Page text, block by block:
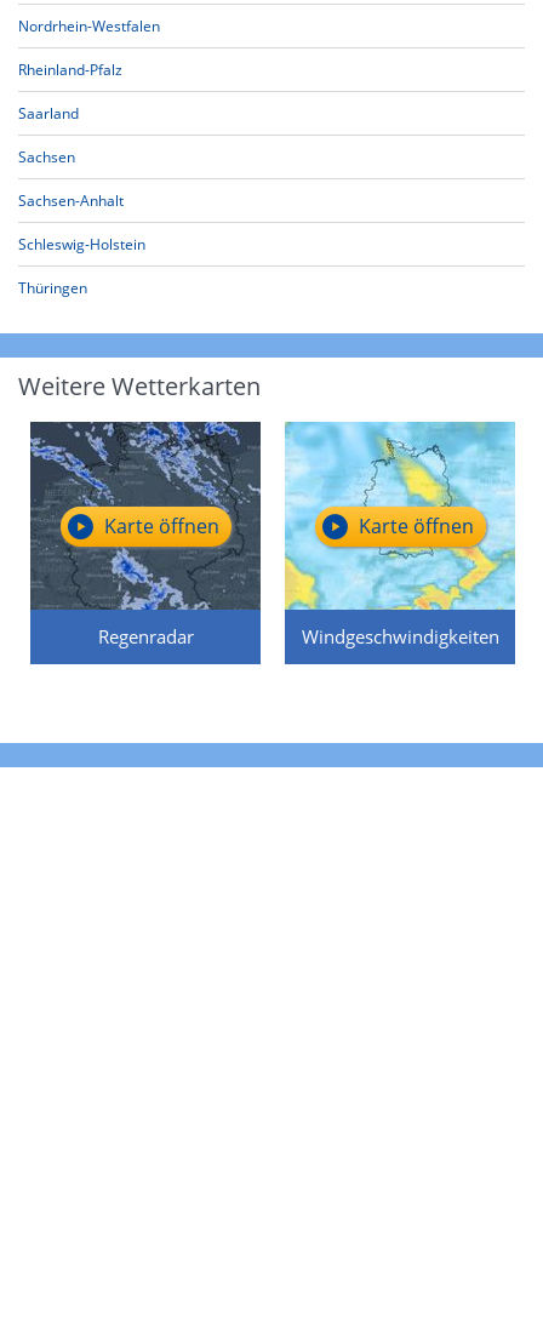
Nordrhein-Westfalen
Rheinland-Pfalz
Saarland
Sachsen
Sachsen-Anhalt
Schleswig-Holstein
Thüringen
Weitere Wetterkarten
Regenradar
Karte öffnen
Windgeschwindigkeiten
Karte öffnen